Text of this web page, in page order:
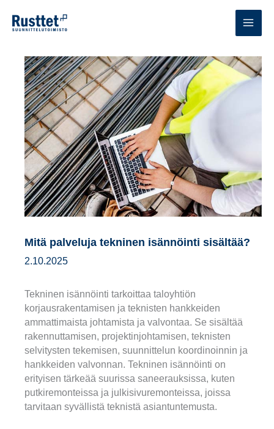
sisältöön
Mitä palveluja tekninen isännöinti sisältää?
2.10.2025
Tekninen isännöinti tarkoittaa taloyhtiön
korjausrakentamisen ja teknisten hankkeiden
ammattimaista johtamista ja valvontaa. Se sisältää
rakennuttamisen, projektinjohtamisen, teknisten
selvitysten tekemisen, suunnittelun koordinoinnin ja
hankkeiden valvonnan. Tekninen isännöinti on
erityisen tärkeää suurissa saneerauksissa, kuten
putkiremonteissa ja julkisivuremonteissa, joissa
tarvitaan syvällistä teknistä asiantuntemusta.